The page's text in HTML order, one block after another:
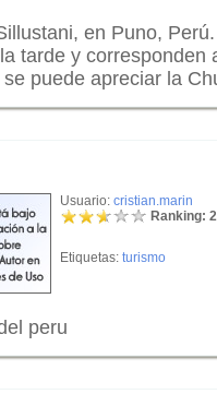
en Puno,
tarde y
puede apreciar la
Usuario: cristian.marin
Ranking:
Etiquetas: turismo
peru